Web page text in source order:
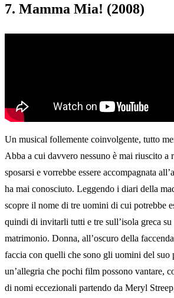
7. Mamma Mia! (2008)
Un musical follemente coinvolgente, tutto
Abba a cui davvero nessuno è mai riuscito a
sposarsi e vorrebbe essere accompagnata
ha mai conosciuto. Leggendo i diari della
scopre il nome di tre uomini di cui potrebbe
quindi di invitarli tutti e tre sull’isola greca
matrimonio. Donna, all’oscuro della
faccia con quelli che sono gli uomini del suo
un’allegria che pochi film possono vantare,
di nomi eccezionali partendo da Meryl